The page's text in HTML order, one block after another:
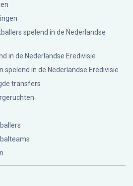
spelend in de Nederlandse
in de Nederlandse Eredivisie
in de Nederlandse Eredivisie
transfers